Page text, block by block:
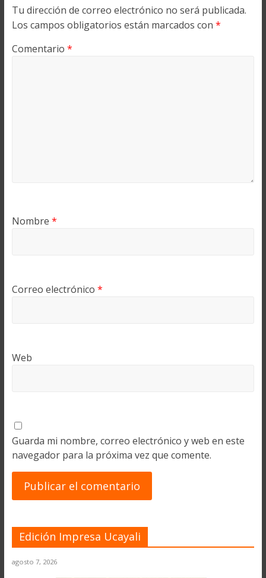
Tu dirección de correo electrónico no será publicada.
Los campos obligatorios están marcados con *
Comentario *
Nombre *
Correo electrónico *
Web
Guarda mi nombre, correo electrónico y web en este
navegador para la próxima vez que comente.
Edición Impresa Ucayali
agosto 7, 2026